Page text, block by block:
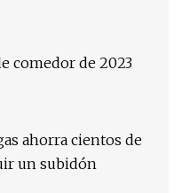
comedor de 2023
ahorra cientos de
un subidón